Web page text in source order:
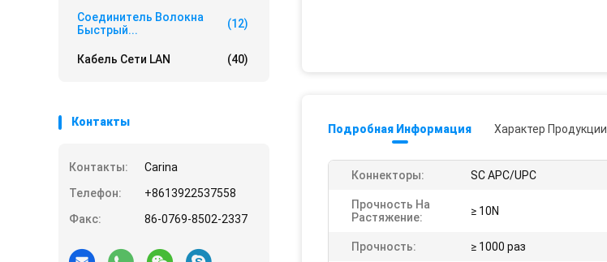
Соединитель Волокна
Быстрый...
(12)
Кабель Сети LAN (40)
Контакты
Контакты:
Carina
Телефон:
+8613922537558
Факс:
86-0769-8502-2337
Подробная Информация Характер Продукции
Коннекторы: SC APC/UPC
Прочность На
Растяжение:
≥ 10N
Прочность: ≥ 1000 раз